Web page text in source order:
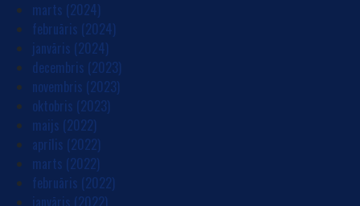
marts (2024)
februāris (2024)
janvāris (2024)
decembris (2023)
novembris (2023)
oktobris (2023)
maijs (2022)
aprīlis (2022)
marts (2022)
februāris (2022)
janvāris (2022)